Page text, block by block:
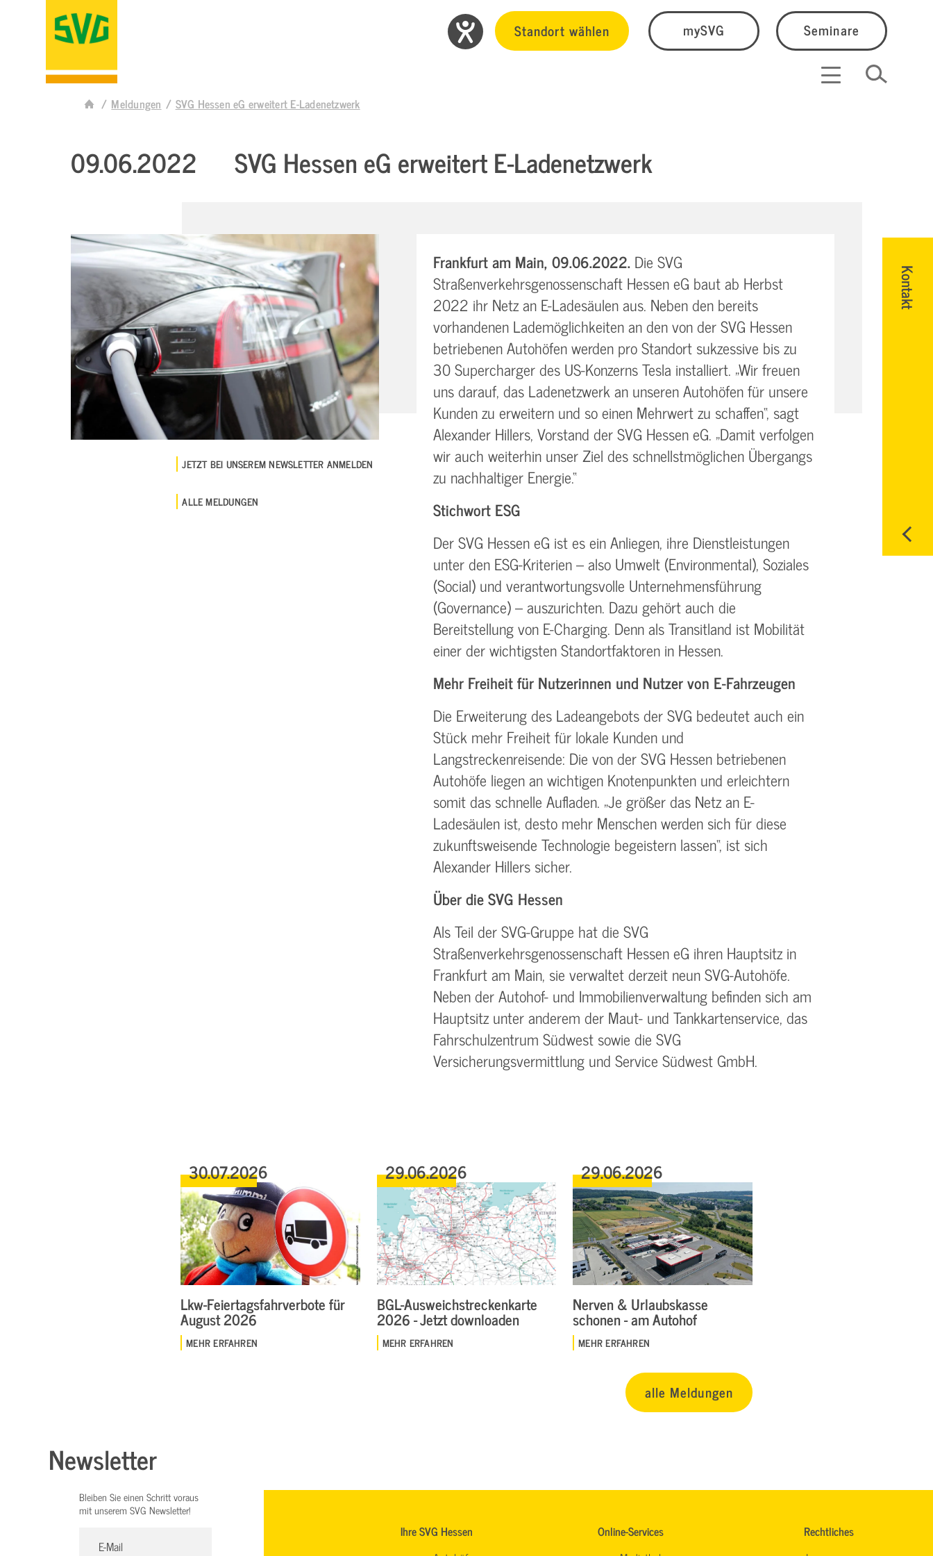
Standort wählen mySVG Seminare
Kontakt
Meldungen SVG Hessen eG erweitert E-Ladenetzwerk
09.06.2022 SVG Hessen eG erweitert E-Ladenetzwerk
JETZT BEI UNSEREM NEWSLETTER ANMELDEN
ALLE MELDUNGEN
Frankfurt am Main, 09.06.2022.Die SVG
Straßenverkehrsgenossenschaft Hessen eG baut ab Herbst
2022 ihr Netz an E-Ladesäulen aus. Neben den bereits
vorhandenen Lademöglichkeiten an den von der SVG Hessen
betriebenen Autohöfen werden pro Standort sukzessive bis zu
30 Supercharger des US-Konzerns Tesla installiert. „Wir freuen
uns darauf, das Ladenetzwerk an unseren Autohöfen für unsere
Kunden zu erweitern und so einen Mehrwert zu schaffen“, sagt
Alexander Hillers, Vorstand der SVG Hessen eG. „Damit verfolgen
wir auch weiterhin unser Ziel des schnellstmöglichen Übergangs
zu nachhaltiger Energie.“
Stichwort ESG
Der SVG Hessen eG ist es ein Anliegen, ihre Dienstleistungen
unter den ESG-Kriterien – also Umwelt (Environmental), Soziales
(Social) und verantwortungsvolle Unternehmensführung
(Governance) – auszurichten. Dazu gehört auch die
Bereitstellung von E-Charging. Denn als Transitland ist Mobilität
einer der wichtigsten Standortfaktoren in Hessen.
Mehr Freiheit für Nutzerinnen und Nutzer von E-Fahrzeugen
Die Erweiterung des Ladeangebots der SVG bedeutet auch ein
Stück mehr Freiheit für lokale Kunden und
Langstreckenreisende: Die von der SVG Hessen betriebenen
Autohöfe liegen an wichtigen Knotenpunkten und erleichtern
somit das schnelle Aufladen. „Je größer das Netz an E-
Ladesäulen ist, desto mehr Menschen werden sich für diese
zukunftsweisende Technologie begeistern lassen“, ist sich
Alexander Hillers sicher.
Über die SVG Hessen
Als Teil der SVG-Gruppe hat die SVG
Straßenverkehrsgenossenschaft Hessen eG ihren Hauptsitz in
Frankfurt am Main, sie verwaltet derzeit neun SVG-Autohöfe.
Neben der Autohof- und Immobilienverwaltung befinden sich am
Hauptsitz unter anderem der Maut- und Tankkartenservice, das
Fahrschulzentrum Südwest sowie die SVG
Versicherungsvermittlung und Service Südwest GmbH.
30.07.2026
Lkw-Feiertagsfahrverbote für
August 2026
MEHR ERFAHREN
29.06.2026
BGL-Ausweichstreckenkarte
2026 - Jetzt downloaden
MEHR ERFAHREN
29.06.2026
Nerven & Urlaubskasse
schonen - am Autohof
MEHR ERFAHREN
alle Meldungen
Newsletter
Bleiben Sie einen Schritt voraus
mit unserem SVG Newsletter!
Ihre SVG Hessen
Online-Services
Rechtliches